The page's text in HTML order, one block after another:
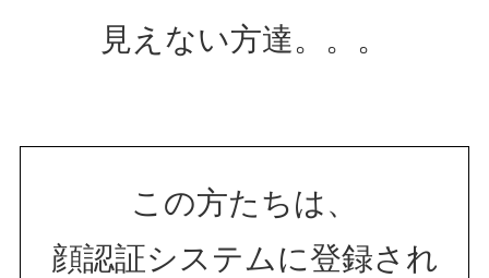
見えない方達。。。
この方たちは、
顔認証システムに登録され